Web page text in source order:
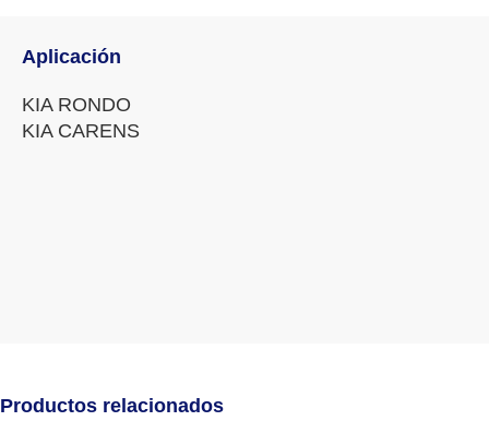
Aplicación
KIA RONDO
KIA CARENS
Productos relacionados